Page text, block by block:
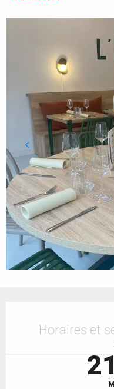
Horaires et